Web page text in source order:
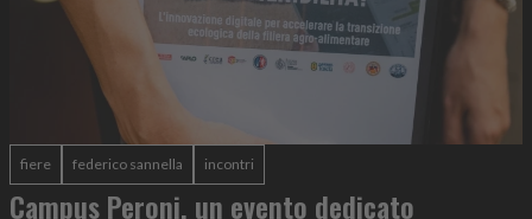
fiere federico sannella incontri
Campus Peroni, un evento dedicato